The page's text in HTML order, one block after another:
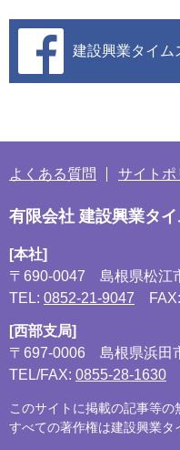
建設興業タイム
よくある質問 サイトポ
有限会社 建設興業タ
[本社]
〒690-0047
島根県松江
TEL: 0852-21-9047
[西部支局]
〒697-0006
島根県浜田
TEL/FAX: 0855-28-1630
このサイトに掲載の記事等の
すべての著作権は建設興業タ